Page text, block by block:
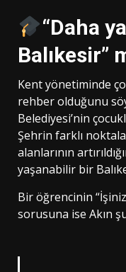
“Daha
Balıkesir”
Kent yönetiminde
rehber olduğunu
Belediyesi’nin
Şehrin farklı
alanlarının
yaşanabilir bir
Bir öğrencinin
sorusuna ise Akın